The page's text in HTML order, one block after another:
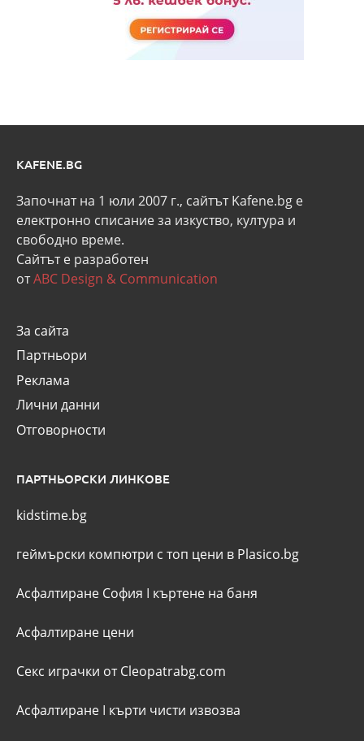
KAFENE.BG
Започнат на 1 юли 2007 г., сайтът Kafene.bg e
eлектронно списание за изкуство, култура и
свободно време.
Сайтът е разработен
отABC Design & Communication
За сайта
Партньори
Реклама
Лични данни
Отговорности
ПАРТНЬОРСКИ ЛИНКОВЕ
kidstime.bg
геймърски компютри с топ цени в Plasico.bg
Асфалтиране София I къртене на баня
Асфалтиране цени
Секс играчки от Cleopatrabg.com
Асфалтиране I кърти чисти извозва